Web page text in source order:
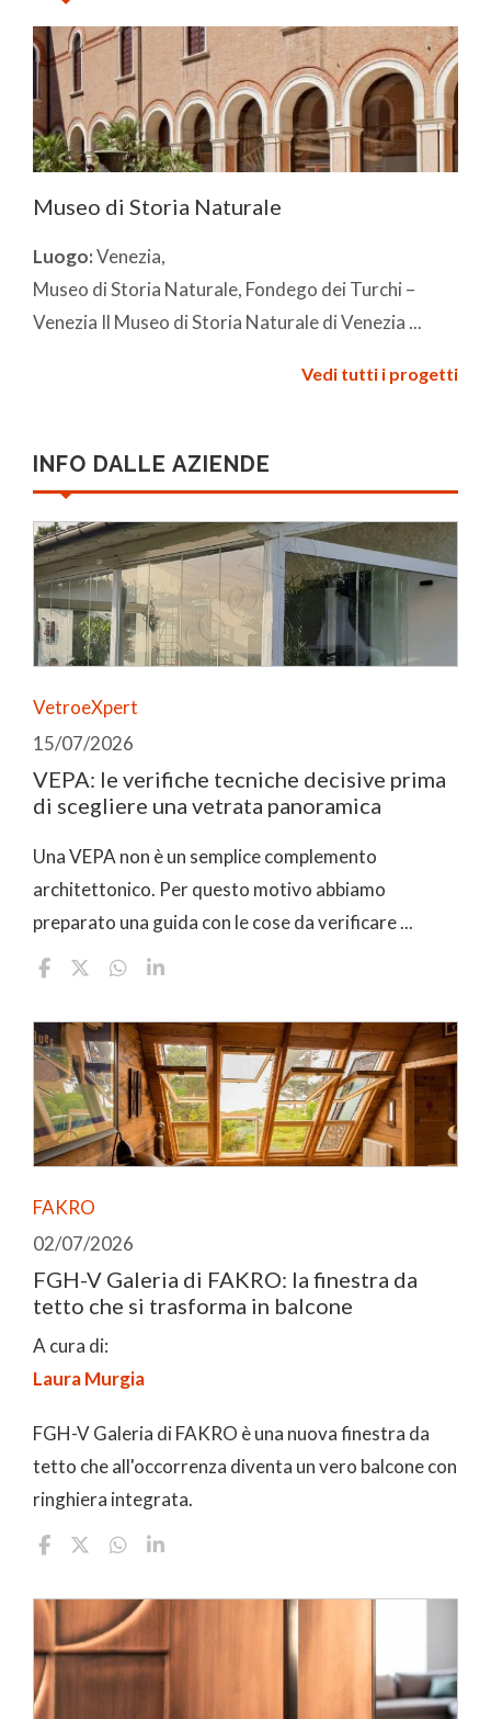
Museo di Storia Naturale
Luogo:Venezia,
Museo di Storia Naturale, Fondego dei Turchi –
Venezia Il Museo di Storia Naturale di Venezia ...
Vedi tutti i progetti
INFO DALLE AZIENDE
VetroeXpert
15/07/2026
VEPA: le verifiche tecniche decisive prima
di scegliere una vetrata panoramica
Una VEPA non è un semplice complemento
architettonico. Per questo motivo abbiamo
preparato una guida con le cose da verificare ...
FAKRO
02/07/2026
FGH-V Galeria di FAKRO: la finestra da
tetto che si trasforma in balcone
A cura di:
Laura Murgia
FGH-V Galeria di FAKRO è una nuova finestra da
tetto che all'occorrenza diventa un vero balcone con
ringhiera integrata.